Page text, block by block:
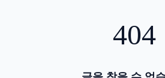
404